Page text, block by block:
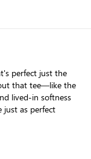
perfect just the
that tee—like the
lived-in softness
as perfect